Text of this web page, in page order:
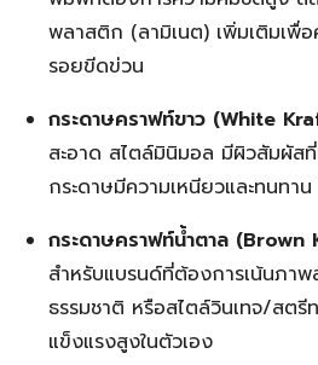
พลาสติก (ลามิเนต) เพิ่มเติมเพื่
รอยขีดข่วน
กระดาษคราฟท์ขาว (White
สะอาด สไตล์มินิมอล มีผิวสัมผัสที่
กระดาษมีความเหนียวและทนทา
กระดาษคราฟท์น้ำตาล
สำหรับแบรนด์ที่ต้องการเน้นภา
ธรรมชาติ หรือสไตล์วินเทจ/สตรี
แข็งแรงสูงในตัวเอง